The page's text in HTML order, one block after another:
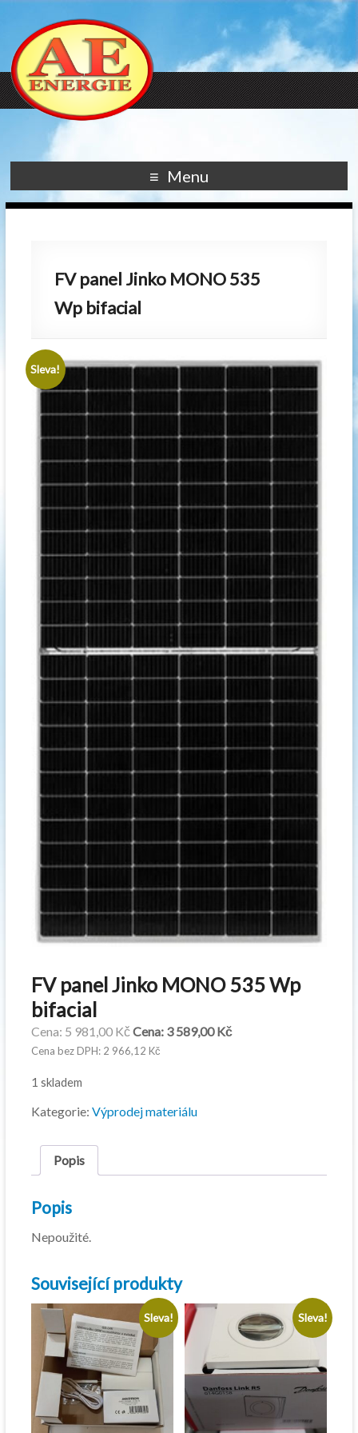
Menu
FV panel Jinko MONO 535
Wp bifacial
Sleva!
FV panel Jinko MONO 535 Wp
bifacial
5 981,00 KčPůvodní
cena
981,00 Kč.
3 589,00KčAktuální
2 966,12 Kč
1 skladem
Kategorie: Výprodej materiálu
Popis
Popis
Nepoužité.
Související produkty
Sleva! Sleva!